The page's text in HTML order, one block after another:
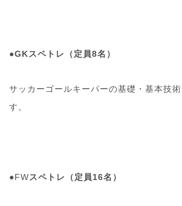
●GKスペトレ（定員8名）
サッカーゴールキーパーの基礎・基本技
す。
●FWスペトレ（定員16名）